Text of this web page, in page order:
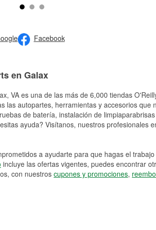
Facebook
en Galax
, VA es una de las más de 6,000 tiendas
las autopartes, herramientas y accesorios que
de batería, instalación de
ayuda? Visítanos, nuestros profesionales
a ayudarte para que hagas el
incluye las ofertas vigentes, puedes encontrar
con nuestros cupones y promociones,